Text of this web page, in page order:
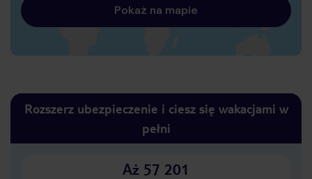
Pokaż na mapie
Rozszerz ubezpieczenie i ciesz się wakacjami w
pełni
Aż 57 201